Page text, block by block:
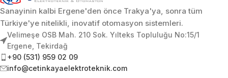
Sanayinin kalbi Ergene'den önce Trakya'ya, sonra tüm
Türkiye'ye nitelikli, inovatif otomasyon sistemleri.
Velimeşe OSB Mah. 210 Sok. Yılteks Topluluğu No:15/1
Ergene, Tekirdağ
+90 (531) 959 02 09
info@cetinkayaelektroteknik.com